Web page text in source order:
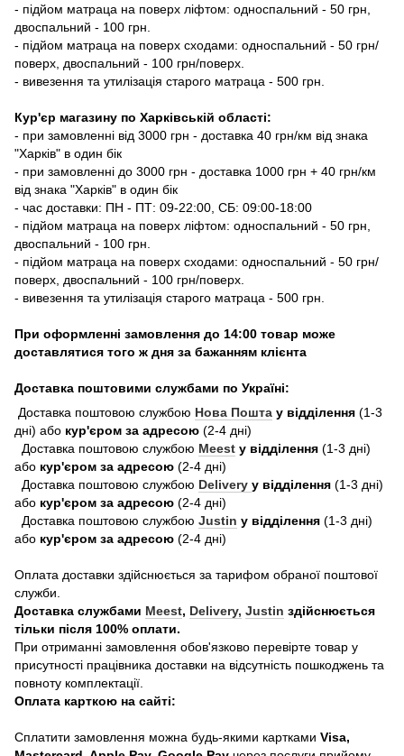
- підйом матраца на поверх ліфтом: односпальний - 50 грн,
двоспальний - 100 грн.
- підйом матраца на поверх сходами: односпальний - 50 грн/
поверх, двоспальний - 100 грн/поверх.
- вивезення та утилізація старого матраца - 500 грн.
Кур'єр магазину по Харківській області:
- при замовленні від 3000 грн - доставка 40 грн/км від знака
"Харків" в один бік
- при замовленні до 3000 грн - доставка 1000 грн + 40 грн/км
від знака "Харків" в один бік
- час доставки: ПН - ПТ: 09-22:00, СБ: 09:00-18:00
- підйом матраца на поверх ліфтом: односпальний - 50 грн,
двоспальний - 100 грн.
- підйом матраца на поверх сходами: односпальний - 50 грн/
поверх, двоспальний - 100 грн/поверх.
- вивезення та утилізація старого матраца - 500 грн.
При оформленні замовлення до 14:00 товар може
доставлятися того ж дня за бажанням клієнта
Доставка поштовими службами по Україні:
Доставка поштовою службою Нова Пошта у відділення (1-3
дні) або кур'єром за адресою (2-4 дні)
Доставка поштовою службою Meest у відділення (1-3 дні)
або кур'єром за адресою (2-4 дні)
Доставка поштовою службою Delivery у відділення (1-3 дні)
або кур'єром за адресою (2-4 дні)
Доставка поштовою службою Justin у відділення (1-3 дні)
або кур'єром за адресою (2-4 дні)
Оплата доставки здійснюється за тарифом обраної поштової
служби.
Доставка службами Meest, Delivery, Justin здійснюється
тільки після 100% оплати.
При отриманні замовлення обов'язково перевірте товар у
присутності працівника доставки на відсутність пошкоджень та
повноту комплектації.
Оплата карткою на сайті:
Сплатити замовлення можна будь-якими картками Visa,